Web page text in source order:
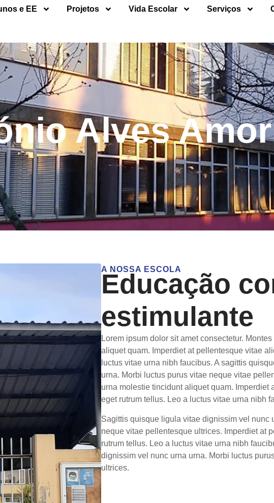
e EE Projetos Vida Escolar Serviços
Alves
A NOSSA ESCOLA
Educação
estimulante
Lorem ipsum dolor sit amet consectetur.
aliquet quam. Imperdiet at pellentesque vitae
luctus vitae urna nibh faucibus. A sagittis
urna. Morbi luctus purus vitae neque vitae
urna molestie tincidunt aliquet quam. Imperdiet
eget rutrum tellus. Leo a luctus vitae urna nibh
Sagittis quisque ligula vitae dignissim vel nunc
neque vitae pellentesque ultrices. Imperdiet at
rutrum tellus. Leo a luctus vitae urna nibh
dignissim vel nunc urna urna. Morbi luctus
ultrices.